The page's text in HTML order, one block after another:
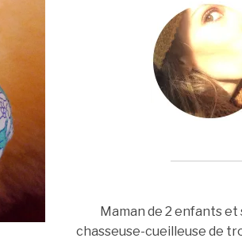
Maman de 2 enfants
chasseuse-cueilleuse de